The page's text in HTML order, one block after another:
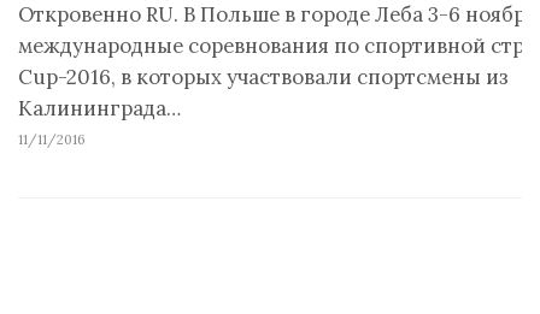
Откровенно RU. В Польше в городе Леба 3-6
международные соревнования по спортивной
Сup-2016, в которых участвовали спортсмены из
Калининграда…
11/11/2016